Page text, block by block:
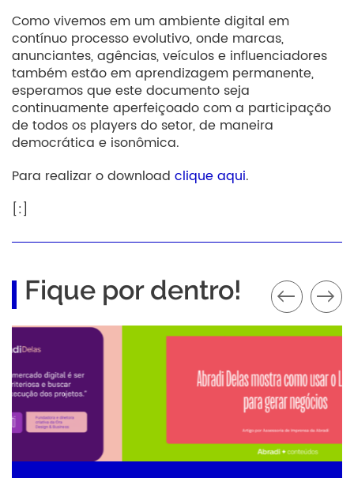
Como vivemos em um ambiente digital em
contínuo processo evolutivo, onde marcas,
anunciantes, agências, veículos e influenciadores
também estão em aprendizagem permanente,
esperamos que este documento seja
continuamente aperfeiçoado com a participação
de todos os players do setor, de maneira
democrática e isonômica.
Para realizar o download clique aqui.
[:]
Fique por dentro!